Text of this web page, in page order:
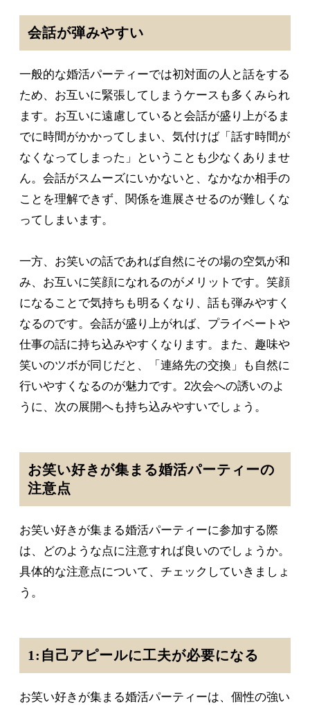
会話が弾みやすい
一般的な婚活パーティーでは初対面の人と話をする
ため、お互いに緊張してしまうケースも多くみられ
ます。お互いに遠慮していると会話が盛り上がるま
でに時間がかかってしまい、気付けば「話す時間が
なくなってしまった」ということも少なくありませ
ん。会話がスムーズにいかないと、なかなか相手の
ことを理解できず、関係を進展させるのが難しくな
ってしまいます。
一方、お笑いの話であれば自然にその場の空気が和
み、お互いに笑顔になれるのがメリットです。笑顔
になることで気持ちも明るくなり、話も弾みやすく
なるのです。会話が盛り上がれば、プライベートや
仕事の話に持ち込みやすくなります。また、趣味や
笑いのツボが同じだと、「連絡先の交換」も自然に
行いやすくなるのが魅力です。2次会への誘いのよ
うに、次の展開へも持ち込みやすいでしょう。
お笑い好きが集まる婚活パーティーの
注意点
お笑い好きが集まる婚活パーティーに参加する際
は、どのような点に注意すれば良いのでしょうか。
具体的な注意点について、チェックしていきましょ
う。
1:自己アピールに工夫が必要になる
お笑い好きが集まる婚活パーティーは、個性の強い